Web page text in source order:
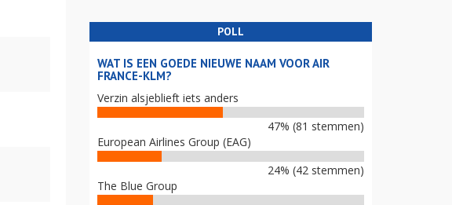
POLL
WAT IS EEN GOEDE NIEUWE NAAM VOOR AIR
FRANCE-KLM?
Verzin alsjeblieft iets anders
47% (81 stemmen)
European Airlines Group (EAG)
24% (42 stemmen)
The Blue Group